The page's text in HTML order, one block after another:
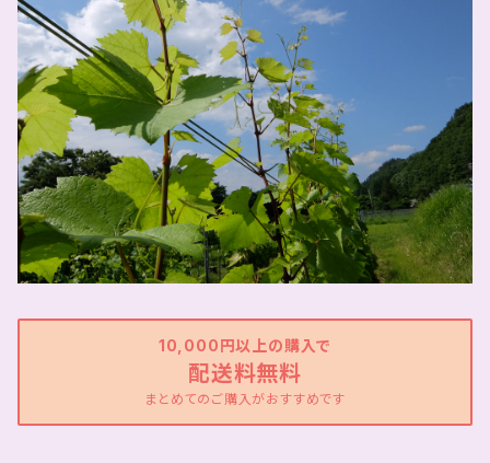
10,000円以上の購入で
配送料無料
まとめてのご購入がおすすめです